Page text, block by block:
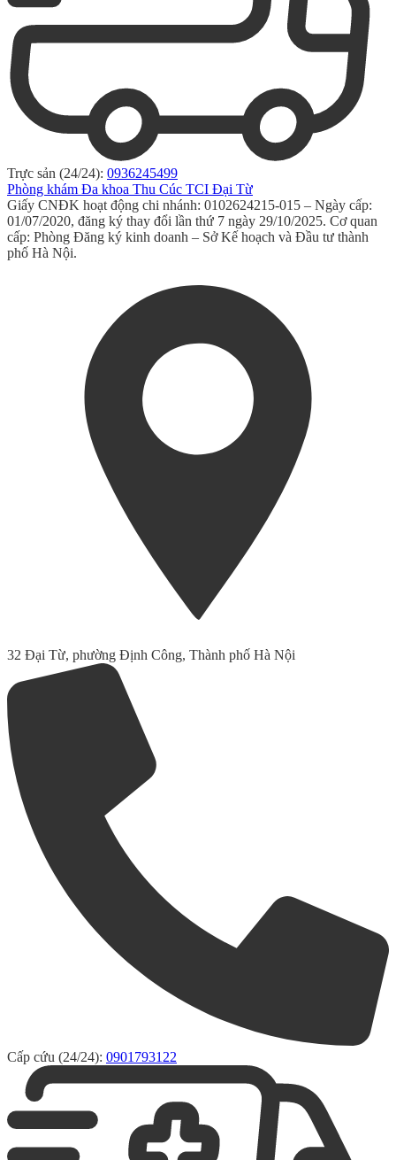
Trực sản (24/24): 0936245499
Phòng khám Đa khoa Thu Cúc TCI Đại Từ
Giấy CNĐK hoạt động chi nhánh: 0102624215-015 – Ngày cấp:
01/07/2020, đăng ký thay đổi lần thứ 7 ngày 29/10/2025. Cơ quan
cấp: Phòng Đăng ký kinh doanh – Sở Kế hoạch và Đầu tư thành
phố Hà Nội.
32 Đại Từ, phường Định Công, Thành phố Hà Nội
Cấp cứu (24/24): 0901793122